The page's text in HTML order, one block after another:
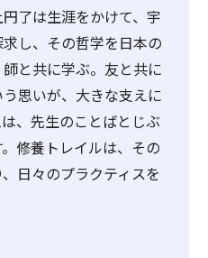
了は生涯をかけて、宇
し、その哲学を日本の
と共に学ぶ。友と共に
思いが、大きな支えに
、先生のことばとじぶ
修養トレイルは、その
日々のプラクティスを